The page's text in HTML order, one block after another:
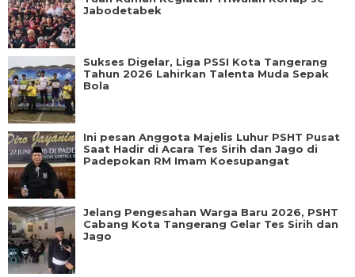
Jabodetabek
Sukses Digelar, Liga PSSI Kota Tangerang
Tahun 2026 Lahirkan Talenta Muda Sepak
Bola
Ini pesan Anggota Majelis Luhur PSHT Pusat
Saat Hadir di Acara Tes Sirih dan Jago di
Padepokan RM Imam Koesupangat
Jelang Pengesahan Warga Baru 2026, PSHT
Cabang Kota Tangerang Gelar Tes Sirih dan
Jago